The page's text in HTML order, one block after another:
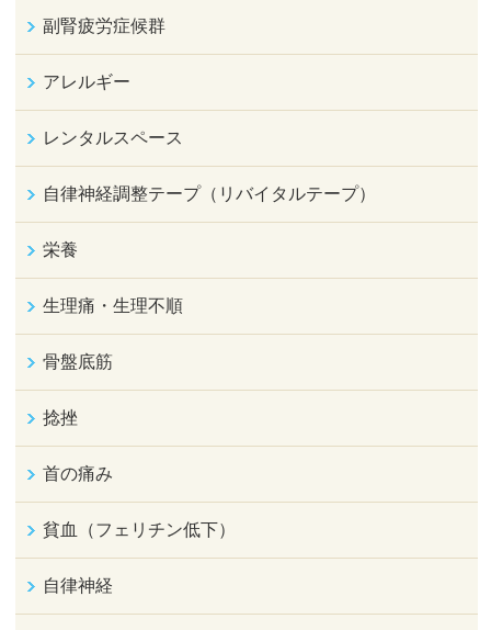
副腎疲労症候群
アレルギー
レンタルスペース
自律神経調整テープ（リバイタルテープ）
栄養
生理痛・生理不順
骨盤底筋
捻挫
首の痛み
貧血（フェリチン低下）
自律神経